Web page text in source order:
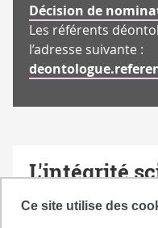
Ce site utilise des
Décision de
Les référents
l’adresse suivante :
L'intégrité
Les référents à